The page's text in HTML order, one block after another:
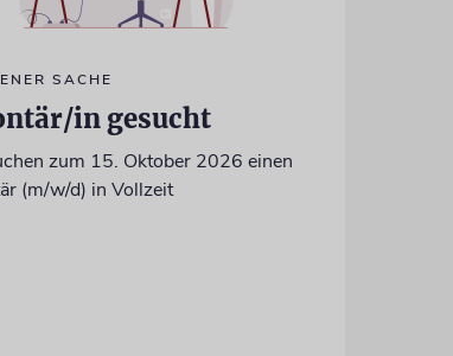
SACHE
in gesucht
zum 15. Oktober 2026 einen
(m/w/d) in Vollzeit